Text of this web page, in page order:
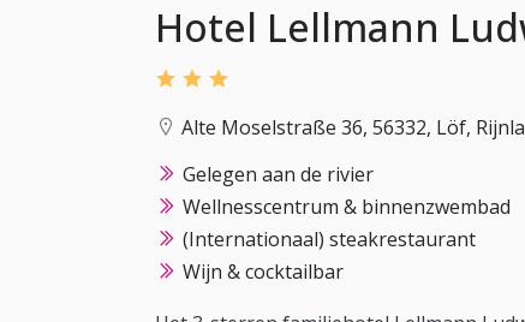
Hotel Lellmann
Alte Moselstraße 36, 56332, Löf,
Gelegen aan de rivier
Wellnesscentrum & binnenzwembad
(Internationaal) steakrestaurant
Wijn & cocktailbar